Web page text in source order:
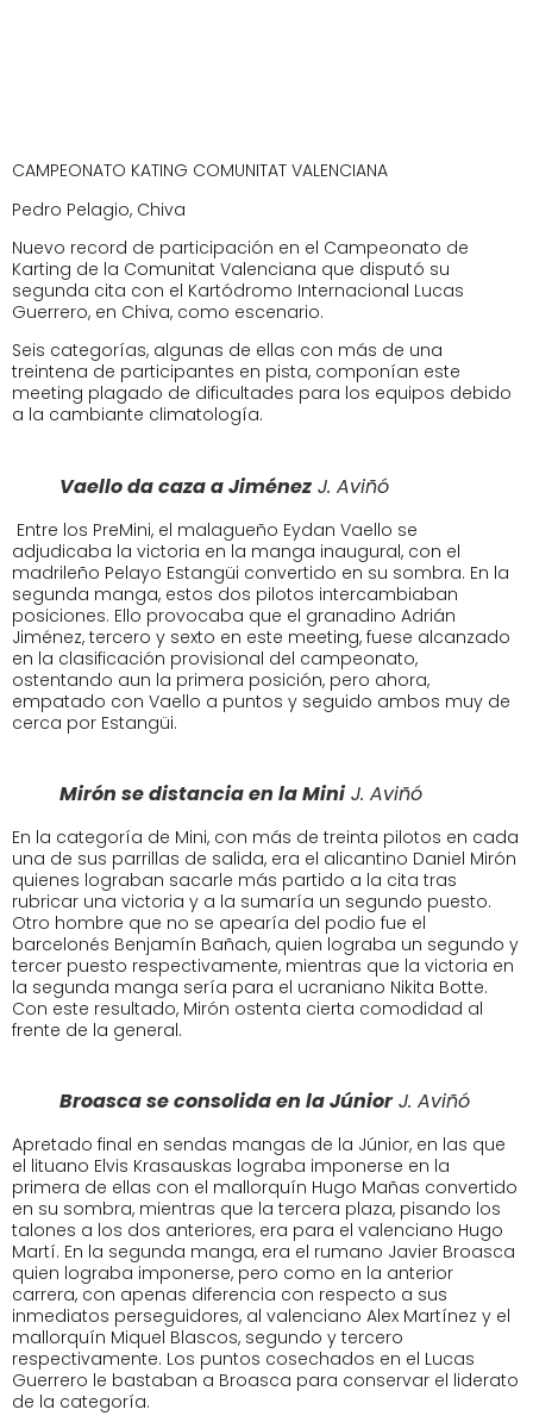
CAMPEONATO KATING COMUNITAT VALENCIANA
Pedro Pelagio, Chiva
Nuevo record de participación en el Campeonato de
Karting de la Comunitat Valenciana que disputó su
segunda cita con el Kartódromo Internacional Lucas
Guerrero, en Chiva, como escenario.
Seis categorías, algunas de ellas con más de una
treintena de participantes en pista, componían este
meeting plagado de dificultades para los equipos debido
a la cambiante climatología.
Vaello da caza a Jiménez J. Aviñó
Entre los PreMini, el malagueño Eydan Vaello se
adjudicaba la victoria en la manga inaugural, con el
madrileño Pelayo Estangüi convertido en su sombra. En la
segunda manga, estos dos pilotos intercambiaban
posiciones. Ello provocaba que el granadino Adrián
Jiménez, tercero y sexto en este meeting, fuese alcanzado
en la clasificación provisional del campeonato,
ostentando aun la primera posición, pero ahora,
empatado con Vaello a puntos y seguido ambos muy de
cerca por Estangüi.
Mirón se distancia en la MiniJ. Aviñó
En la categoría de Mini, con más de treinta pilotos en cada
una de sus parrillas de salida, era el alicantino Daniel Mirón
quienes lograban sacarle más partido a la cita tras
rubricar una victoria y a la sumaría un segundo puesto.
Otro hombre que no se apearía del podio fue el
barcelonés Benjamín Bañach, quien lograba un segundo y
tercer puesto respectivamente, mientras que la victoria en
la segunda manga sería para el ucraniano Nikita Botte.
Con este resultado, Mirón ostenta cierta comodidad al
frente de la general.
Broasca se consolida en la JúniorJ. Aviñó
Apretado final en sendas mangas de la Júnior, en las que
el lituano Elvis Krasauskas lograba imponerse en la
primera de ellas con el mallorquín Hugo Mañas convertido
en su sombra, mientras que la tercera plaza, pisando los
talones a los dos anteriores, era para el valenciano Hugo
Martí. En la segunda manga, era el rumano Javier Broasca
quien lograba imponerse, pero como en la anterior
carrera, con apenas diferencia con respecto a sus
inmediatos perseguidores, al valenciano Alex Martínez y el
mallorquín Miquel Blascos, segundo y tercero
respectivamente. Los puntos cosechados en el Lucas
Guerrero le bastaban a Broasca para conservar el liderato
de la categoría.